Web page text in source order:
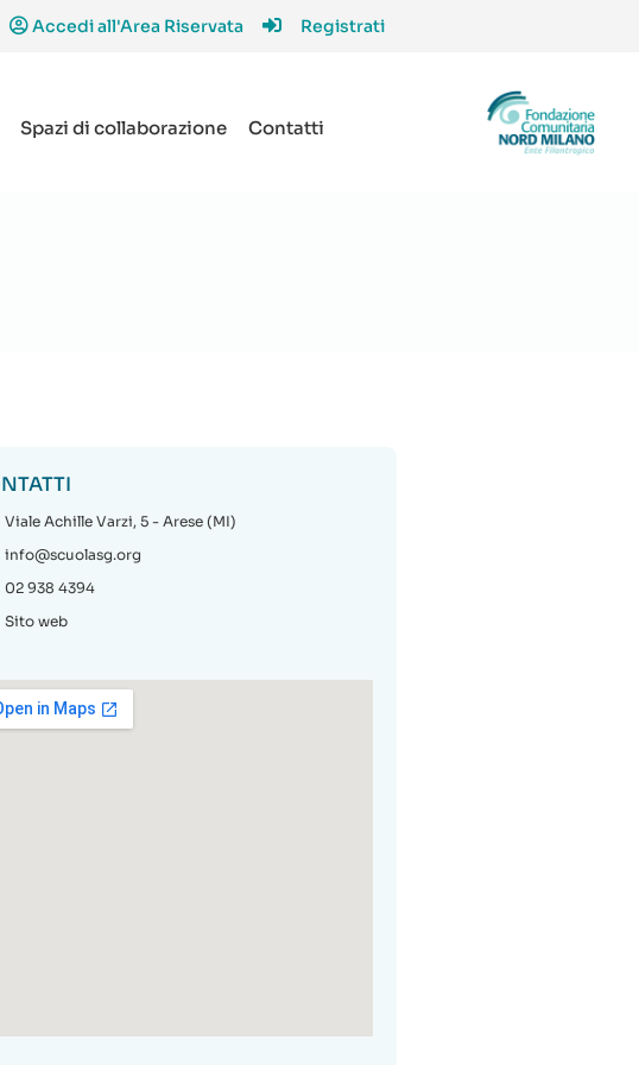
Accedi all'Area Riservata Registrati
Spazi di collaborazione Contatti
Viale Achille Varzi, 5 - Arese (MI)
info@scuolasg.org
02 938 4394
Sito web